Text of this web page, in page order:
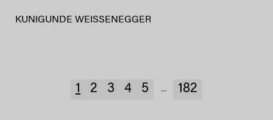
KUNIGUNDE WEISSENEGGER
1 2 3 4 5 ... 182